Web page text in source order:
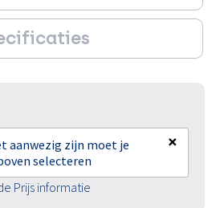
aanwezig zijn moet je
selecteren
×
Prijs informatie